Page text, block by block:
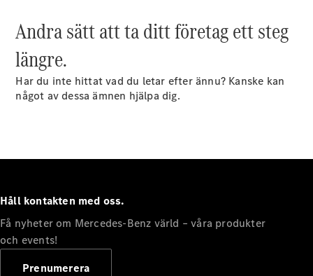
Alla Citan
Citan
Hitta din
Campingbilar
Andra sätt att ta ditt företag ett steg
längre.
Har du inte hittat vad du letar efter ännu? Kanske kan
något av dessa ämnen hjälpa dig.
Håll kontakten med oss.
Få nyheter om Mercedes-Benz värld – våra produkter
och events!
Prenumerera